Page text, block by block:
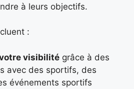
à leurs objectifs.
:
visibilité grâce à des
avec des sportifs, des
événements sportifs